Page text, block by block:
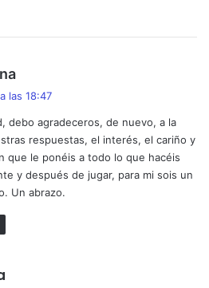
e
:
las 18:47
debo agradeceros, de nuevo, a la
respuestas, el interés, el cariño y
que le ponéis a todo lo que hacéis
y después de jugar, para mi sois un
Un abrazo.